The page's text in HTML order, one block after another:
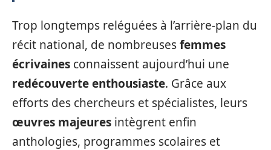
Trop longtemps reléguées à l’arrière-plan du
récit national, de nombreusesfemmes
écrivaines connaissent aujourd’hui une
redécouverte enthousiaste. Grâce aux
efforts des chercheurs et spécialistes, leurs
œuvres majeures intègrent enfin
anthologies, programmes scolaires et